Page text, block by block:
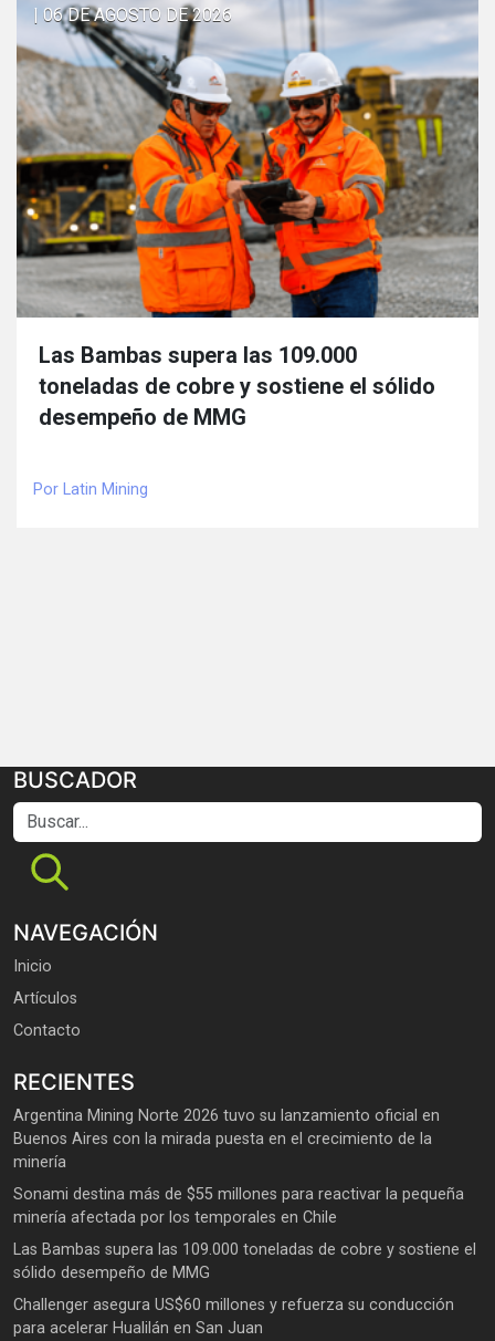
| 06 DE AGOSTO DE 2026
Las Bambas supera las 109.000
toneladas de cobre y sostiene el sólido
desempeño de MMG
Por Latin Mining
BUSCADOR
Buscar...
NAVEGACIÓN
Inicio
Artículos
Contacto
RECIENTES
Argentina Mining Norte 2026 tuvo su lanzamiento oficial en
Buenos Aires con la mirada puesta en el crecimiento de la
minería
Sonami destina más de $55 millones para reactivar la pequeña
minería afectada por los temporales en Chile
Las Bambas supera las 109.000 toneladas de cobre y sostiene el
sólido desempeño de MMG
Challenger asegura US$60 millones y refuerza su conducción
para acelerar Hualilán en San Juan